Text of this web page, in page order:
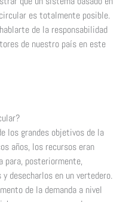
es totalmente posible.
de la responsabilidad
de nuestro país en este
los grandes objetivos de la
años, los recursos eran
para, posteriormente,
desecharlos en un vertedero.
de la demanda a nivel